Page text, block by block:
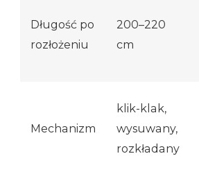
Długość po
rozłożeniu
200–220
cm
Mechanizm
klik-klak,
wysuwany,
rozkładany